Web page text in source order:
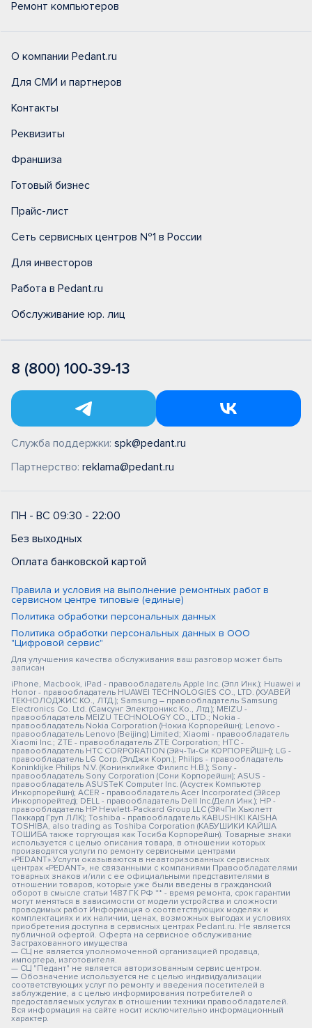
Ремонт компьютеров
О компании Pedant.ru
Для СМИ и партнеров
Контакты
Реквизиты
Франшиза
Готовый бизнес
Прайс-лист
Сеть сервисных центров №1 в России
Для инвесторов
Работа в Pedant.ru
Обслуживание юр. лиц
8 (800) 100-39-13
Служба поддержки: spk@pedant.ru
Партнерство: reklama@pedant.ru
ПН - ВС 09:30 - 22:00
Без выходных
Оплата банковской картой
Правила и условия на выполнение ремонтных работ в
сервисном центре типовые (единые)
Политика обработки персональных данных
Политика обработки персональных данных в ООО
"Цифровой сервис"
Для улучшения качества обслуживания ваш разговор может быть
записан
iPhone, Macbook, iPad - правообладатель Apple Inc. (Эпл Инк.); Huawei и
Honor - правообладатель HUAWEI TECHNOLOGIES CO., LTD. (ХУАВЕЙ
ТЕКНОЛОДЖИС КО., ЛТД.); Samsung – правообладатель Samsung
Electronics Co. Ltd. (Самсунг Электроникс Ко., Лтд.); MEIZU -
правообладатель MEIZU TECHNOLOGY CO., LTD.; Nokia -
правообладатель Nokia Corporation (Нокиа Корпорейшн); Lenovo -
правообладатель Lenovo (Beijing) Limited; Xiaomi - правообладатель
Xiaomi Inc.; ZTE - правообладатель ZTE Corporation; HTC -
правообладатель HTC CORPORATION (Эйч-Ти-Си КОРПОРЕЙШН); LG -
правообладатель LG Corp. (ЭлДжи Корп.); Philips - правообладатель
Koninklijke Philips N.V. (Конинклийке Филипс Н.В.); Sony -
правообладатель Sony Corporation (Сони Корпорейшн); ASUS -
правообладатель ASUSTeK Computer Inc. (Асустек Компьютер
Инкорпорейшн); ACER - правообладатель Acer Incorporated (Эйсер
Инкорпорейтед); DELL - правообладатель Dell Inc.(Делл Инк.); HP -
правообладатель HP Hewlett-Packard Group LLC (ЭйчПи Хьюлетт
Паккард Груп ЛЛК); Toshiba - правообладатель KABUSHIKI KAISHA
TOSHIBA, also trading as Toshiba Corporation (КАБУШИКИ КАЙША
ТОШИБА также торгующая как Тосиба Корпорейшн). Товарные знаки
используется с целью описания товара, в отношении которых
производятся услуги по ремонту сервисными центрами
«PEDANT».Услуги оказываются в неавторизованных сервисных
центрах «PEDANT», не связанными с компаниями Правообладателями
товарных знаков и/или с ее официальными представителями в
отношении товаров, которые уже были введены в гражданский
оборот в смысле статьи 1487 ГК РФ ** - время ремонта, срок гарантии
могут меняться в зависимости от модели устройства и сложности
проводимых работ Информация о соответствующих моделях и
комплектациях и их наличии, ценах, возможных выгодах и условиях
приобретения доступна в сервисных центрах Pedant.ru. Не является
публичной офертой. Оферта на сервисное обслуживание
Застрахованного имущества
— СЦ не является уполномоченной организацией продавца,
импортера, изготовителя.
— СЦ "Педант" не является авторизованным сервис центром.
— Обозначение используется не с целью индивидуализации
соответствующих услуг по ремонту и введения посетителей в
заблуждение, а с целью информирования потребителей о
предоставляемых услугах в отношении техники правообладателей.
Вся информация на сайте носит исключительно информационный
характер.